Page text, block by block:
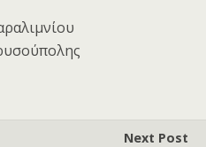
Next Post